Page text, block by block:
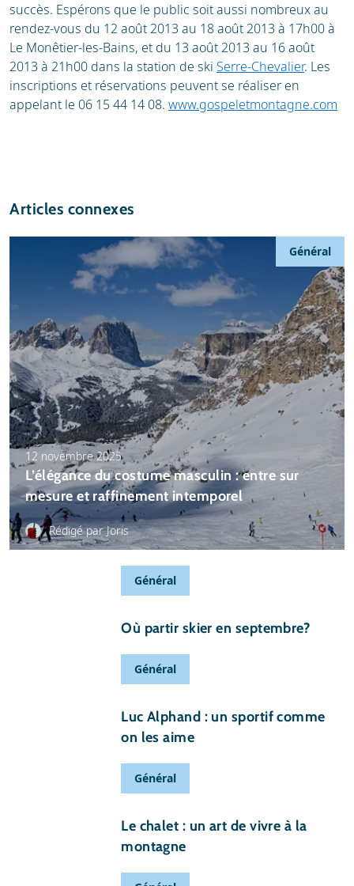
succès. Espérons que le public soit aussi nombreux au
rendez-vous du 12 août 2013 au 18 août 2013 à 17h00 à
Le Monêtier-les-Bains, et du 13 août 2013 au 16 août
2013 à 21h00 dans la station de ski Serre-Chevalier. Les
inscriptions et réservations peuvent se réaliser en
appelant le 06 15 44 14 08. www.gospeletmontagne.com
Articles connexes
Général
12 novembre 2025
L’élégance du costume masculin : entre sur
mesure et raffinement intemporel
Rédigé par Joris
Général
Où partir skier en septembre?
Général
Luc Alphand : un sportif comme
on les aime
Général
Le chalet : un art de vivre à la
montagne